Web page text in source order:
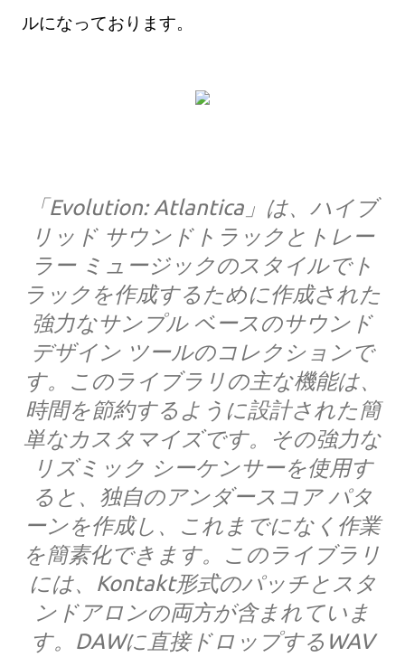
ルになっております。
「Evolution: Atlantica」は、ハイブ
リッド サウンドトラックとトレー
ラー ミュージックのスタイルでト
ラックを作成するために作成された
強力なサンプル ベースのサウンド
デザイン ツールのコレクションで
す。このライブラリの主な機能は、
時間を節約するように設計された簡
単なカスタマイズです。その強力な
リズミック シーケンサーを使用す
ると、独自のアンダースコア パタ
ーンを作成し、これまでになく作業
を簡素化できます。このライブラリ
には、Kontakt形式のパッチとスタ
ンドアロンの両方が含まれていま
す。DAWに直接ドロップするWAV